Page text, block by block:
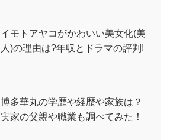
イモトアヤコがかわいい美女化(美
人)の理由は?年収とドラマの評判!
博多華丸の学歴や経歴や家族は？
実家の父親や職業も調べてみた！